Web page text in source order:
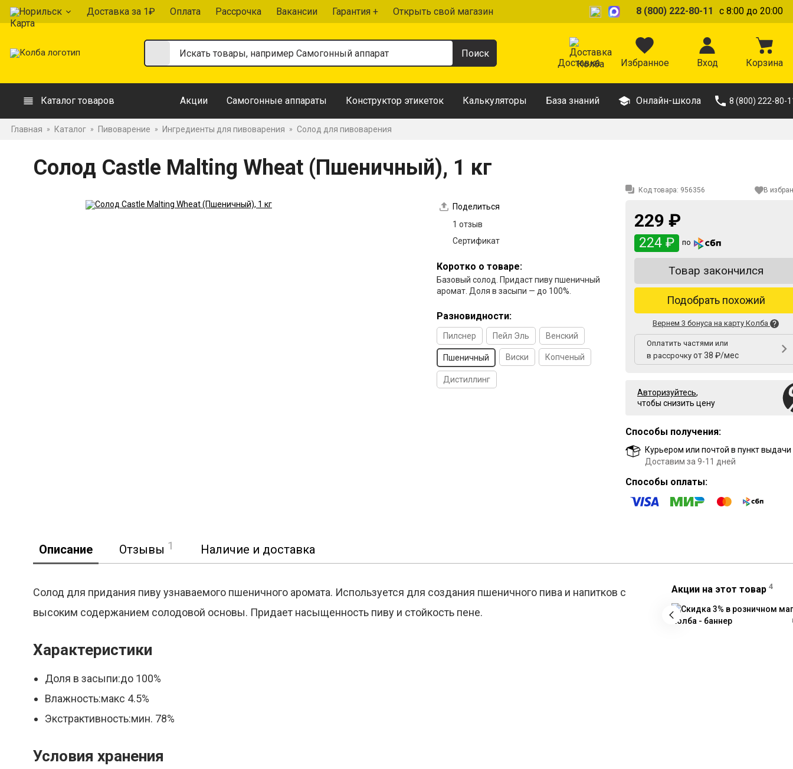
Норильск Доставка за 1₽ Оплата Рассрочка Вакансии Гарантия + Открыть свой магазин 8 (800) 222-80-11 с 8:00 до 20:00
Доставка Избранное Вход Корзина
Каталог товаров Акции Самогонные аппараты Конструктор этикеток Калькуляторы База знаний Онлайн-школа 8 (800) 222-80-
Главная » Каталог » Пивоварение » Ингредиенты для пивоварения » Солод для пивоварения
Солод Castle Malting Wheat (Пшеничный), 1 кг
Поделиться
1 отзыв
Сертификат
Коротко о товаре:
Базовый солод. Придаст пиву пшеничный
аромат. Доля в засыпи — до 100%.
Разновидности:
Пилснер Пейл Эль Венский
Пшеничный Виски Копченый
Дистиллинг
Код товара: 956356 В
229 ₽
224 ₽ по
Товар закончился
Подобрать похожий
Вернем 3 бонуса на карту Колба
Оплатить частями или
в рассрочку от 38 ₽/мес
Авторизуйтесь,
чтобы снизить цену
Способы получения:
Курьером или почтой в пункт выдачи
Доставим за 9-11 дней
Способы оплаты:
Описание Отзывы 1 Наличие и доставка
Солод для придания пиву узнаваемого пшеничного аромата. Используется для создания пшеничного пива и напитков с
высоким содержанием солодовой основы. Придает насыщенность пиву и стойкость пене.
Характеристики
Доля в засыпи:до 100%
Влажность:макс 4.5%
Экстрактивность:мин. 78%
Условия хранения
Акции на этот товар 4